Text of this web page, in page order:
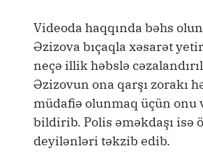
Videoda haqqında bəhs
Əzizova bıçaqla xəsarət
neçə illik həbslə
Əzizovun ona qarşı zorakı
müdafiə olunmaq üçün onu
bildirib. Polis əməkdaşı isə
deyilənləri təkzib edib.